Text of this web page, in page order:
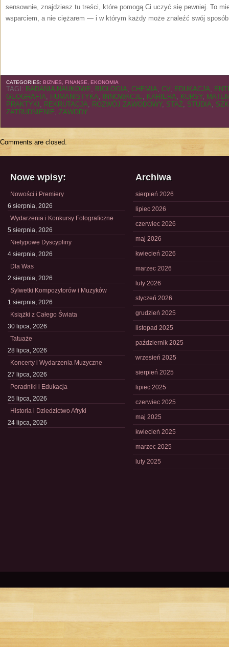
sensownie, znajdziesz tu treści, które pomogą Ci uczyć się pewniej. To
wsparciem, a nie ciężarem — i w którym każdy może znaleźć swój
CATEGORIES: BIZNES, FINANSE, EKONOMIA
TAGI: BADANIA NAUKOWE, BIOLOGIA, CHEMIA, CV, EDUKACJA,
GEOGRAFIA, HUMANISTYKA, INNOWACJE, KARIERA, KURSY,
PRAKTYKI , REKRUTACJA, ROZWÓJ ZAWODOWY, STAŻ, STUDIA,
ZATRUDNIENIE, ZAWODY
Comments are closed.
Nowe wpisy:
Nowości i Premiery
6 sierpnia, 2026
Wydarzenia i Konkursy Fotograficzne
5 sierpnia, 2026
Nietypowe Dyscypliny
4 sierpnia, 2026
Dla Was
2 sierpnia, 2026
Sylwetki Kompozytorów i Muzyków
1 sierpnia, 2026
Książki z Całego Świata
30 lipca, 2026
Tatuaże
28 lipca, 2026
Koncerty i Wydarzenia Muzyczne
27 lipca, 2026
Poradniki i Edukacja
25 lipca, 2026
Historia i Dziedzictwo Afryki
24 lipca, 2026
Archiwa
sierpień 2026
lipiec 2026
czerwiec 2026
maj 2026
kwiecień 2026
marzec 2026
luty 2026
styczeń 2026
grudzień 2025
listopad 2025
październik 2025
wrzesień 2025
sierpień 2025
lipiec 2025
czerwiec 2025
maj 2025
kwiecień 2025
marzec 2025
luty 2025